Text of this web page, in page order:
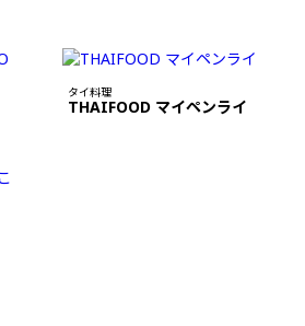
タイ料理
THAIFOOD マイペンライ